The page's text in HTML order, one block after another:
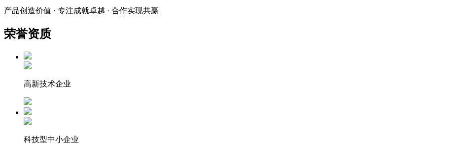
产品创造价值 · 专注成就卓越 · 合作实现共赢
荣誉资质
高新技术企业
科技型中小企业